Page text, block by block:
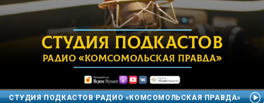
СТУДИЯ ПОДКАСТОВ РАДИО «КОМСОМОЛЬСКАЯ ПРАВДА»